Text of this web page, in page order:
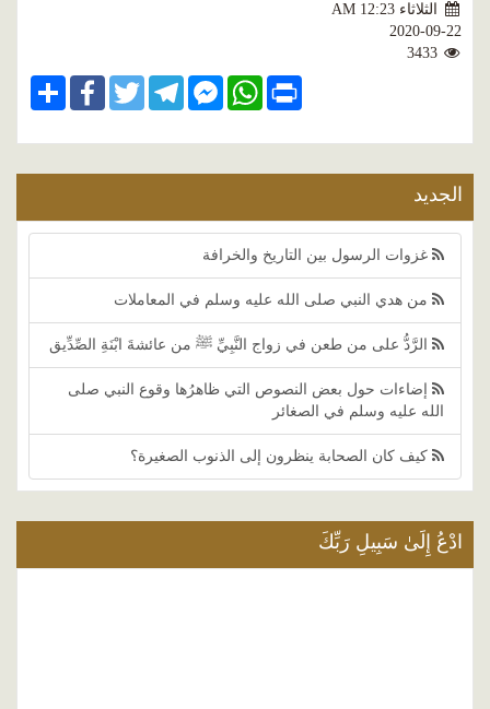
الثلاثاء AM 12:23
2020-09-22
ShareFacebookTwitterTelegramFacebook
Messenger
WhatsApp Print
الجديد
غزوات الرسول بين التاريخ والخرافة
من هدي النبي صلى الله عليه وسلم في المعاملات
الرَّدُّ على من طعن في زواج النَّبِيِّ ﷺ من عائشةَ ابْنَةِ الصِّدِّيق
إضاءات حول بعض النصوص التي ظاهرُها وقوع النبي صلى
الله عليه وسلم في الصغائر
كيف كان الصحابة ينظرون إلى الذنوب الصغيرة؟
ادْعُ إِلَىٰ سَبِيلِ رَبِّكَ